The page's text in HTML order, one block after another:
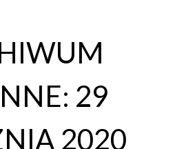
29
2020